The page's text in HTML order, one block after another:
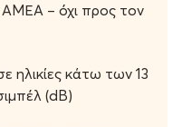
– όχι προς τον
ηλικίες κάτω των 13
(dB)